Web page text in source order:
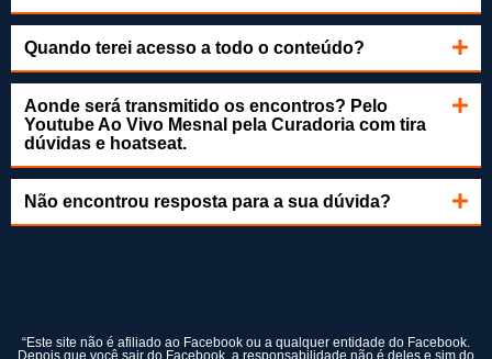
Quando terei acesso a todo o conteúdo?
Aonde será transmitido os encontros? Pelo
Youtube Ao Vivo Mesnal pela Curadoria com tira
dúvidas e hoatseat.
Não encontrou resposta para a sua dúvida?
“Este site não é afiliado ao Facebook ou a qualquer entidade do Facebook.
Depois que você sair do Facebook, a responsabilidade não é deles e sim do